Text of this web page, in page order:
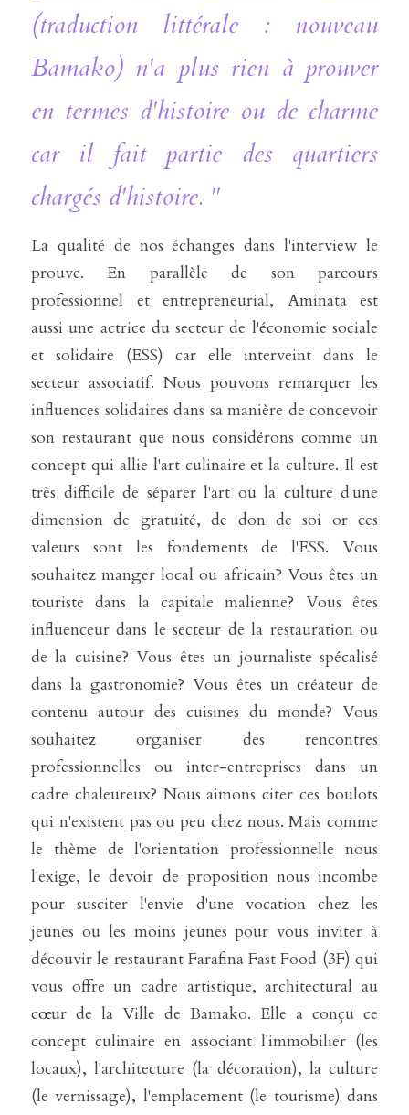
(traduction littérale : nouveau
Bamako) n'a plus rien à prouver
en termes d'histoire ou de charme
car il fait partie des quartiers
chargés d'histoire. "
La qualité de nos échanges dans l'interview le
prouve. En parallèle de son parcours
professionnel et entrepreneurial, Aminata est
aussi une actrice du secteur de l'économie sociale
et solidaire (ESS) car elle interveint dans le
secteur associatif. Nous pouvons remarquer les
influences solidaires dans sa manière de concevoir
son restaurant que nous considérons comme un
concept qui allie l'art culinaire et la culture. Il est
très difficile de séparer l'art ou la culture d'une
dimension de gratuité, de don de soi or ces
valeurs sont les fondements de l'ESS. Vous
souhaitez manger local ou africain? Vous êtes un
touriste dans la capitale malienne? Vous êtes
influenceur dans le secteur de la restauration ou
de la cuisine? Vous êtes un journaliste spécalisé
dans la gastronomie? Vous êtes un créateur de
contenu autour des cuisines du monde? Vous
souhaitez organiser des rencontres
professionnelles ou inter-entreprises dans un
cadre chaleureux? Nous aimons citer ces boulots
qui n'existent pas ou peu chez nous. Mais comme
le thème de l'orientation professionnelle nous
l'exige, le devoir de proposition nous incombe
pour susciter l'envie d'une vocation chez les
jeunes ou les moins jeunes pour vous inviter à
découvir le restaurant Farafina Fast Food (3F) qui
vous offre un cadre artistique, architectural au
cœur de la Ville de Bamako. Elle a conçu ce
concept culinaire en associant l'immobilier (les
locaux), l'architecture (la décoration), la culture
(le vernissage), l'emplacement (le tourisme) dans